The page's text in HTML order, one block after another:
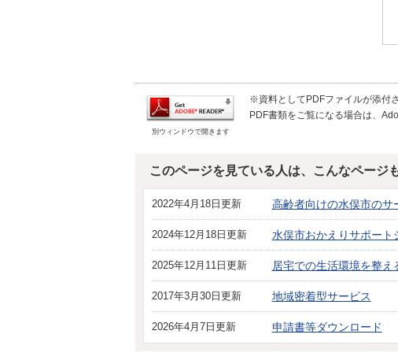
別ウィンドウで開きます
※資料としてPDFファイルが添付
PDF書類をご覧になる場合は、
このページを見ている人は、こんなページ
2022年4月18日更新 高齢者向けの水俣市のサ
2024年12月18日更新 水俣市おかえりサポート
2025年12月11日更新 居宅での生活環境を整え
2017年3月30日更新 地域密着型サービス
2026年4月7日更新 申請書等ダウンロード